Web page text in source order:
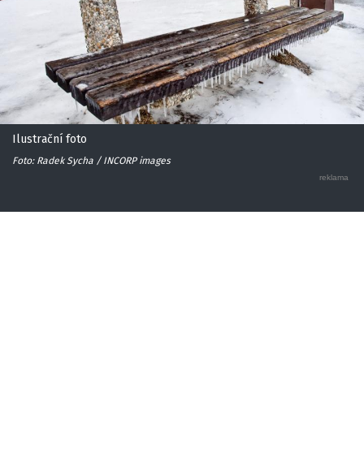
Ilustrační foto
Foto: Radek Sycha / INCORP images